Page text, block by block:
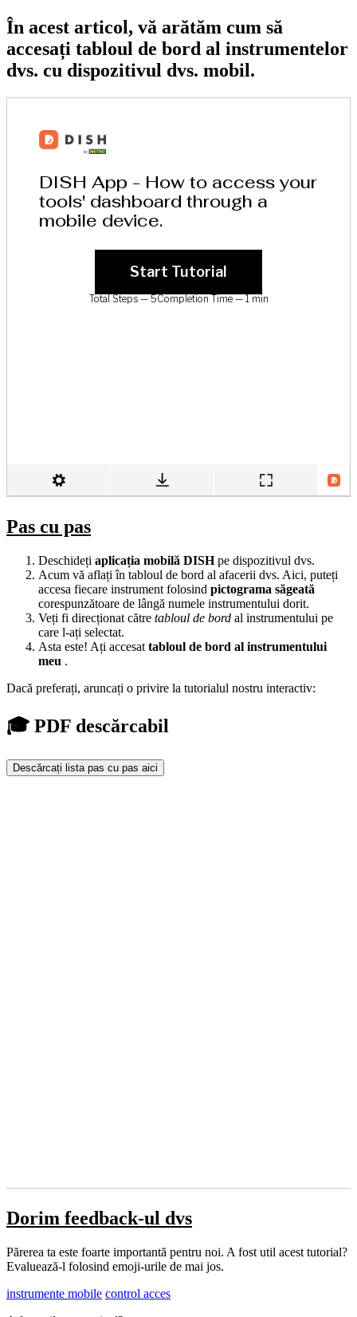
În acest articol, vă arătăm cum să
accesați tabloul de bord al instrumentelor
dvs. cu dispozitivul dvs. mobil.
Pas cu pas
Deschideți aplicația mobilă DISHpe dispozitivul dvs.
Acum vă aflați în tabloul de bord al afacerii dvs. Aici, puteți
accesa fiecare instrument folosind pictograma săgeată
corespunzătoare de lângă numele instrumentului dorit.
Veți fi direcționat către tabloul de bord al instrumentului pe
care l-ați selectat.
Asta este! Ați accesat tabloul de bord al instrumentului
meu .
Dacă preferați, aruncați o privire la tutorialul nostru interactiv:
🎓 PDF descărcabil
Descărcați lista pas cu pas aici
Dorim feedback-ul dvs
Părerea ta este foarte importantă pentru noi. A fost util acest tutorial?
Evaluează-l folosind emoji-urile de mai jos.
instrumente mobile control acces